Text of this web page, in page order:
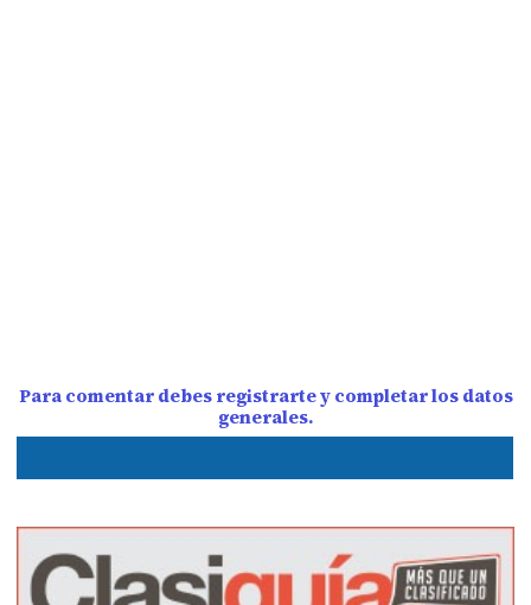
Para comentar debes registrarte y completar los datos
generales.